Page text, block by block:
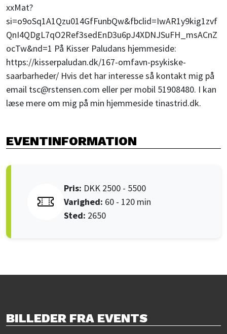
xxMat?
si=o9oSq1A1Qzu014GfFunbQw&fbclid=IwAR1y9kig1zvf
QnI4QDgL7qO2Ref3sedEnD3u6pJ4XDNJSuFH_msACnZ
ocTw&nd=1 På Kisser Paludans hjemmeside:
https://kisserpaludan.dk/167-omfavn-psykiske-
saarbarheder/ Hvis det har interesse så kontakt mig på
email tsc@rstensen.com eller per mobil 51908480. I kan
læse mere om mig på min hjemmeside tinastrid.dk.
EVENTINFORMATION
Pris: DKK 2500 - 5500
varighed: 60 - 120 min
Sted: 2650
BILLEDER FRA EVENTS